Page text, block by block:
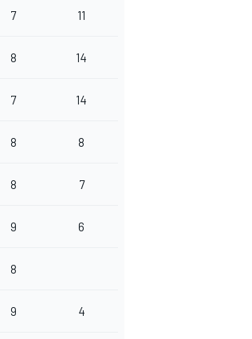
7 11
8 14
7 14
8 8
8 7
9 6
8
9 4